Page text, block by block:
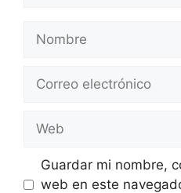
electrónico
Guardar mi nombre,
web en este